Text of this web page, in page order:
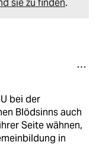
sie zu finden.
bei der
Blödsinns auch
Seite wähnen,
in